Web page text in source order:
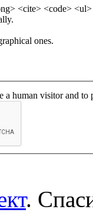
<cite> <code>
ones.
human visitor and to
.